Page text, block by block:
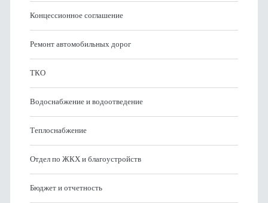
Концессионное соглашение
Ремонт автомобильных дорог
ТКО
Водоснабжение и водоотведение
Теплоснабжение
Отдел по ЖКХ и благоустройств
Бюджет и отчетность